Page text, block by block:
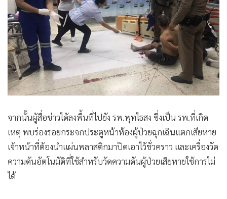
จากนั้นผู้สื่อข่าวได้ลงพื้นที่ไปยัง รพ.พุทไธสง ซึ่งเป็น รพ.ที่เกิด
เหตุ พบร่องรอยกระจกประตูหน้าห้องผู้ป่วยฉุกเฉินแตกเสียหาย
เจ้าหน้าที่ต้องนำแผ่นพลาสติกมาปิดเอาไว้ชั่วคราว และเครื่องวัด
ความดันอัตโนมัติที่ใช้สำหรับวัดความดันผู้ป่วยเสียหายใช้การไม่
ได้